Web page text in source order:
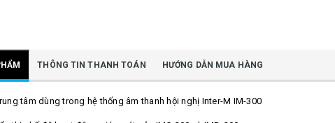
THÔNG TIN THANH TOÁN HƯỚNG DẪN MUA HÀNG
tâm dùng trong hệ thống âm thanh hội nghị Inter-M IM-300